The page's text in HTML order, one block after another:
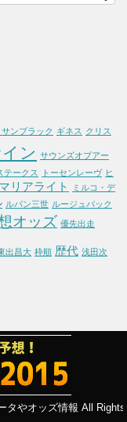
サンブラック ギネス クリス
ン サウンズオブアー
テークス トーセンレーヴ ヒ
マリアライト
ミルコ・デ
ルパン三世 ルージュバック
オッズ 優先出走
出昌大 枠順 歴代 浅田次
タやオッズ情報 All